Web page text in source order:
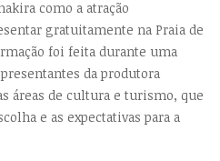
como a atração
gratuitamente na Praia de
foi feita durante uma
da produtora
áreas de cultura e turismo, que
e as expectativas para a